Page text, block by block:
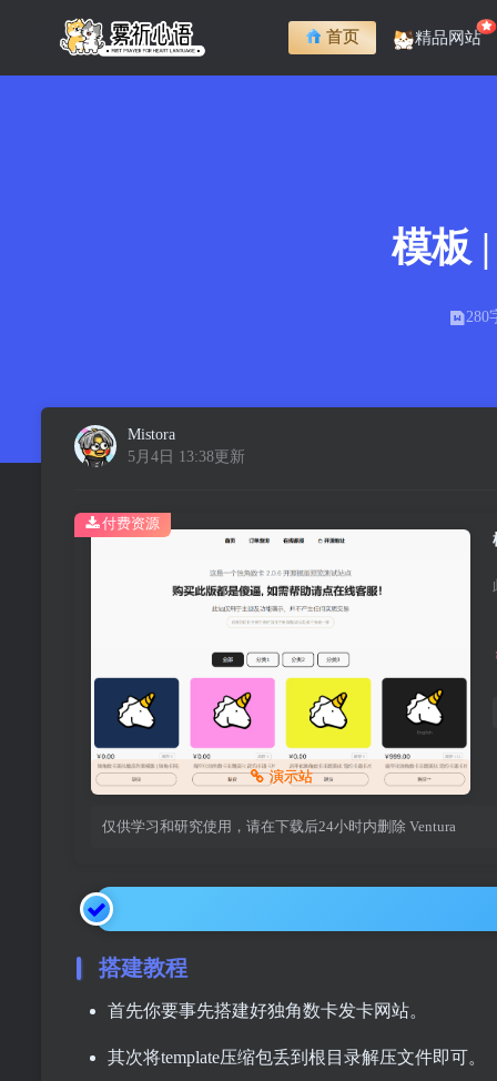
模板
280
首页 精品网站
Mistora
5月4日 13:38更新
演示站
仅供学习和研究使用，请在下载后24小时内删除 Ventura
付费资源
搭建教程
首先你要事先搭建好独角数卡发卡网站。
其次将template压缩包丢到根目录解压文件即可。